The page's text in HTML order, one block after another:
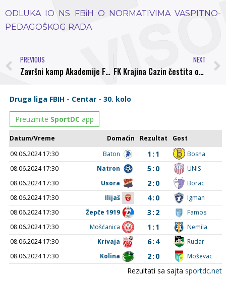
ODLUKA IO NS FBiH O NORMATIVIMA VASPITNO-
PEDAGOŠKOG RADA
PREVIOUS
Završni kamp Akademije FK Sarajevo u Visokom
NEXT
FK Krajina Cazin čestita osvajanje titule prvaka našem klubu